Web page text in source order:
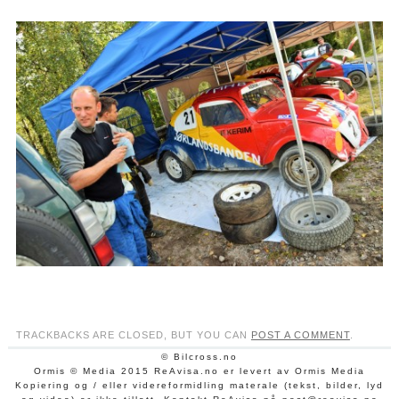
TRACKBACKS ARE CLOSED, BUT YOU CAN POST A COMMENT.
© Bilcross.no
Ormis © Media 2015 ReAvisa.no er levert av Ormis Media
Kopiering og / eller videreformidling materale (tekst, bilder, lyd